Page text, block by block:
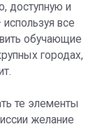
доступную и
все
обучающие
городах,
те элементы
желание